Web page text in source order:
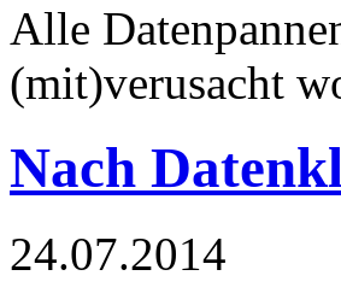
Alle
(mit)verusacht
Nach
24.07.2014